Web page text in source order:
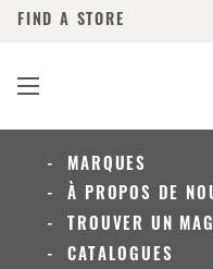
FIND A STORE
MARQUES
À PROPOS DE
TROUVER UN
CATALOGUES